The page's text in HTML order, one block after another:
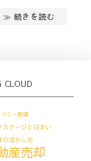
≫ 続きを読む
CLOUD
シー配慮
ステージと住まい
の活かし方
産売却